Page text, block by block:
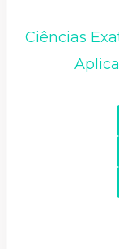
Ciências